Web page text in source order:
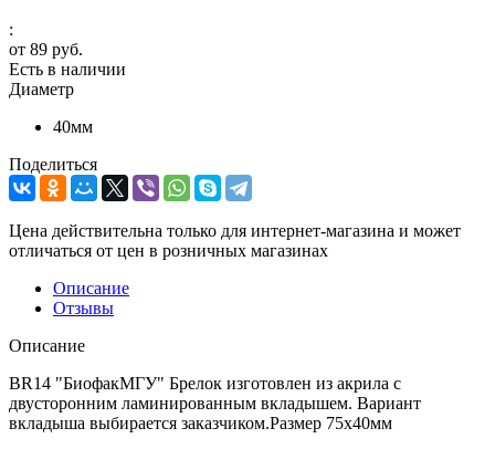
:
от 89 руб.
Есть в наличии
Диаметр
40мм
Поделиться
Цена действительна только для интернет-магазина и может
отличаться от цен в розничных магазинах
Описание
Отзывы
Описание
BR14 "БиофакМГУ" Брелок изготовлен из акрила с
двусторонним ламинированным вкладышем. Вариант
вкладыша выбирается заказчиком.Размер 75х40мм